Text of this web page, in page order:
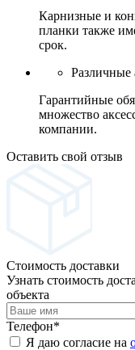
Карнизные и
планки также
срок.
Различные
Гарантийные
множество
компании.
Оставить свой отзыв
Стоимость доставки
Узнать стоимость
объекта
Телефон*
Я даю согласие на